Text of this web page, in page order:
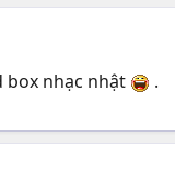
box nhạc nhật .